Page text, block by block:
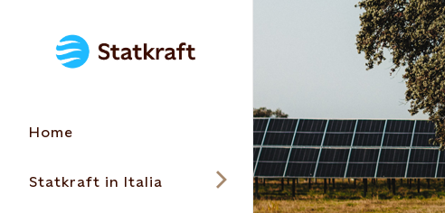
Home
Statkraft in Italia